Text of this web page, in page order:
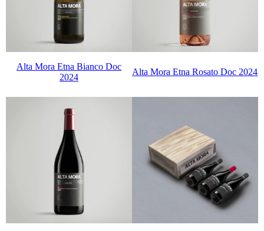
Alta Mora Etna Bianco Doc
2024
Alta Mora Etna Rosato Doc 2024